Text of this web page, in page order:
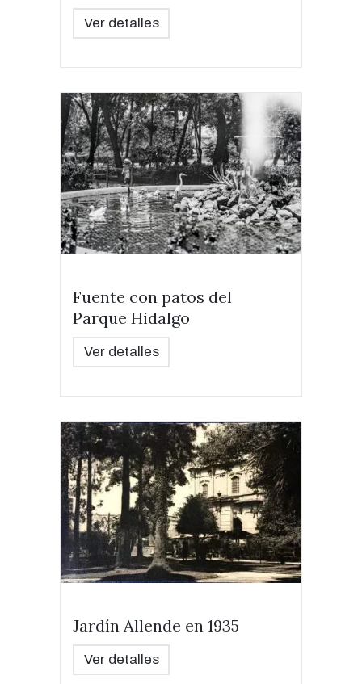
Ver detalles
Fuente con patos del
Parque Hidalgo
Ver detalles
Jardín Allende en 1935
Ver detalles